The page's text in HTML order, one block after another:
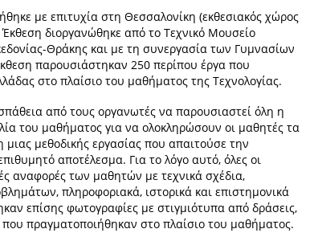
με επιτυχία στη Θεσσαλονίκη (εκθεσιακός χώρος
διοργανώθηκε από το Τεχνικό Μουσείο
Θράκης και με τη συνεργασία των Γυμνασίων
παρουσιάστηκαν 250 περίπου έργα που
στο πλαίσιο του μαθήματος της Τεχνολογίας.
από τους οργανωτές να παρουσιαστεί όλη η
του μαθήματος για να ολοκληρώσουν οι μαθητές τα
μεθοδικής εργασίας που απαιτούσε την
αποτέλεσμα. Για το λόγο αυτό, όλες οι
αναφορές των μαθητών με τεχνικά σχέδια,
πληροφοριακά, ιστορικά και επιστημονικά
επίσης φωτογραφίες με στιγμιότυπα από δράσεις,
πραγματοποιήθηκαν στο πλαίσιο του μαθήματος.